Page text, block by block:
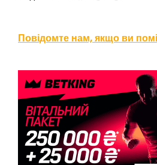
Повідомте нам, якщо ви